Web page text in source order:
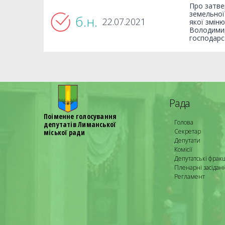
б.н. 22.07.2021
Про
якої
Поіменне голосування
депутатів Лиманської
міської ради
Рада
Голова
Секретар
Депутати
Комісії
Депутатські
Пленарні
Регламент